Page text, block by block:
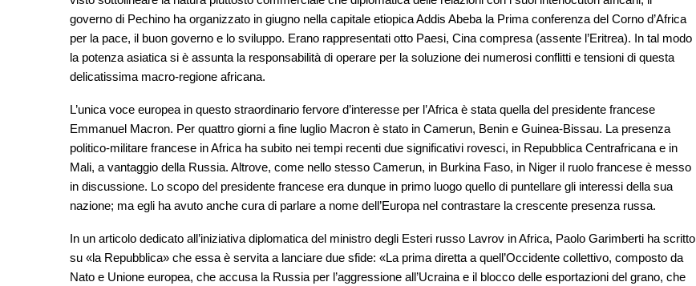
governo di Pechino ha organizzato in giugno nella capitale etiopica Addis Abeba la Prima conferenza del Corno d’Africa
per la pace, il buon governo e lo sviluppo. Erano rappresentati otto Paesi, Cina compresa (assente l’Eritrea). In tal modo
la potenza asiatica si è assunta la responsabilità di operare per la soluzione dei numerosi conflitti e tensioni di questa
delicatissima macro-regione africana.
L’unica voce europea in questo straordinario fervore d’interesse per l’Africa è stata quella del presidente francese
Emmanuel Macron. Per quattro giorni a fine luglio Macron è stato in Camerun, Benin e Guinea-Bissau. La presenza
politico-militare francese in Africa ha subito nei tempi recenti due significativi rovesci, in Repubblica Centrafricana e in
Mali, a vantaggio della Russia. Altrove, come nello stesso Camerun, in Burkina Faso, in Niger il ruolo francese è messo
in discussione. Lo scopo del presidente francese era dunque in primo luogo quello di puntellare gli interessi della sua
nazione; ma egli ha avuto anche cura di parlare a nome dell’Europa nel contrastare la crescente presenza russa.
In un articolo dedicato all’iniziativa diplomatica del ministro degli Esteri russo Lavrov in Africa, Paolo Garimberti ha scritto
su «la Repubblica» che essa è servita a lanciare due sfide: «La prima diretta a quell’Occidente collettivo, composto da
Nato e Unione europea, che accusa la Russia per l’aggressione all’Ucraina e il blocco delle esportazioni del grano, che